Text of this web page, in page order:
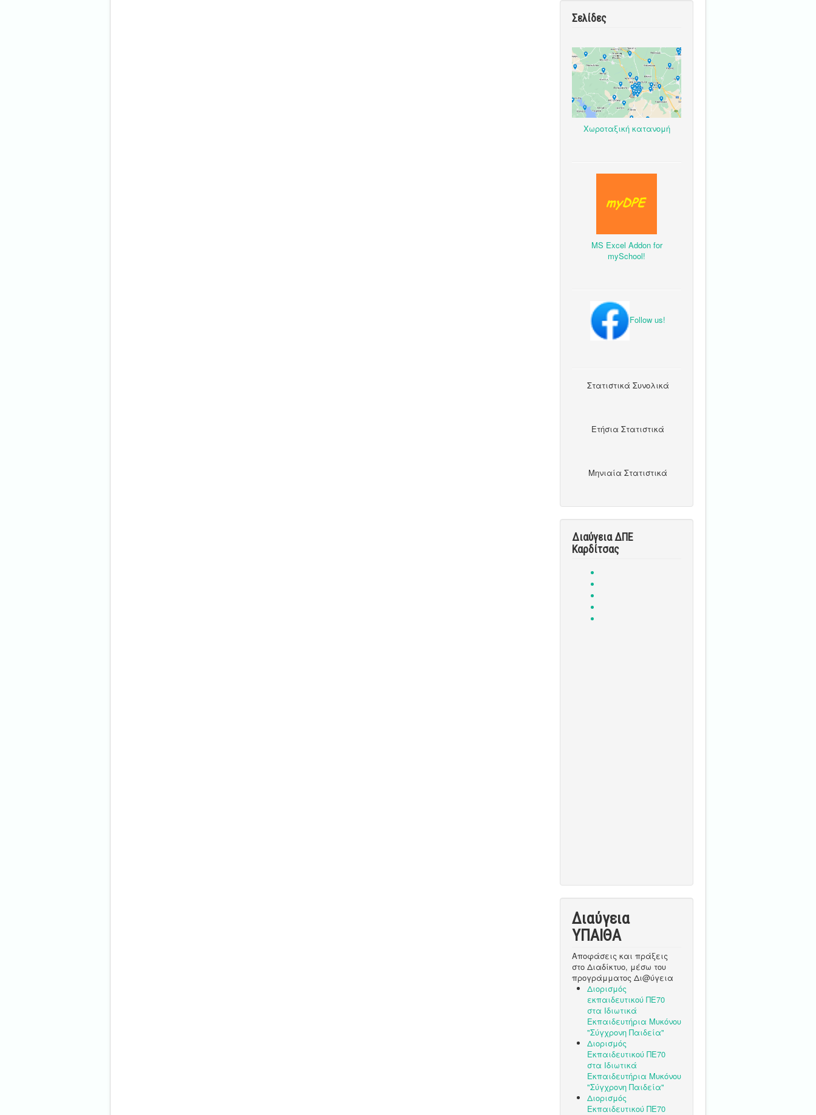
Σελίδες
Χωροταξική κατανομή
MS Excel Addon for
mySchool!
Follow us!
Στατιστικά Συνολικά
Ετήσια Στατιστικά
Μηνιαία Στατιστικά
Διαύγεια ΔΠΕ
Καρδίτσας
Διαύγεια
ΥΠΑΙΘA
Αποφάσεις και πράξεις
στο Διαδίκτυο, μέσω του
προγράμματος Δι@ύγεια
Διορισμός
εκπαιδευτικού ΠΕ70
στα Ιδιωτικά
Εκπαιδευτήρια Μυκόνου
"Σύγχρονη Παιδεία"
Διορισμός
Εκπαιδευτικού ΠΕ70
στα Ιδιωτικά
Εκπαιδευτήρια Μυκόνου
"Σύγχρονη Παιδεία"
Διορισμός
Εκπαιδευτικού ΠΕ70